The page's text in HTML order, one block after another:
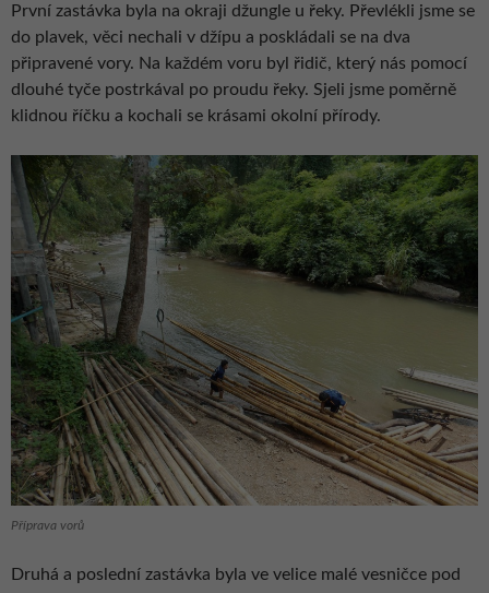
První zastávka byla na okraji džungle u řeky. Převlékli jsme se
do plavek, věci nechali v džípu a poskládali se na dva
připravené vory. Na každém voru byl řidič, který nás pomocí
dlouhé tyče postrkával po proudu řeky. Sjeli jsme poměrně
klidnou říčku a kochali se krásami okolní přírody.
Příprava vorů
Druhá a poslední zastávka byla ve velice malé vesničce pod